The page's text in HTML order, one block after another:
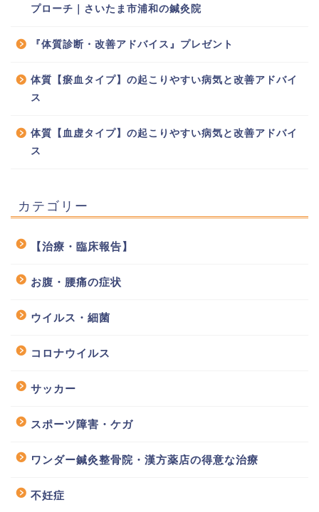
プローチ｜さいたま市浦和の鍼灸院
『体質診断・改善アドバイス』プレゼント
体質【瘀血タイプ】の起こりやすい病気と改善アドバイ
ス
体質【血虚タイプ】の起こりやすい病気と改善アドバイ
ス
カテゴリー
【治療・臨床報告】
お腹・腰痛の症状
ウイルス・細菌
コロナウイルス
サッカー
スポーツ障害・ケガ
ワンダー鍼灸整骨院・漢方薬店の得意な治療
不妊症